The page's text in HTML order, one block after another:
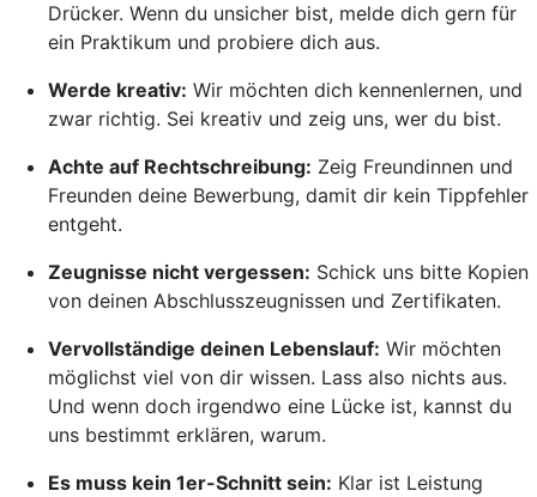
Drücker. Wenn du unsicher bist, melde dich gern für
ein Praktikum und probiere dich aus.
Werde kreativ: Wir möchten dich kennenlernen, und
zwar richtig. Sei kreativ und zeig uns, wer du bist.
Achte auf Rechtschreibung: Zeig Freundinnen und
Freunden deine Bewerbung, damit dir kein Tippfehler
entgeht.
Zeugnisse nicht vergessen: Schick uns bitte Kopien
von deinen Abschlusszeugnissen und Zertifikaten.
Vervollständige deinen Lebenslauf: Wir möchten
möglichst viel von dir wissen. Lass also nichts aus.
Und wenn doch irgendwo eine Lücke ist, kannst du
uns bestimmt erklären, warum.
Es muss kein 1er-Schnitt sein: Klar ist Leistung